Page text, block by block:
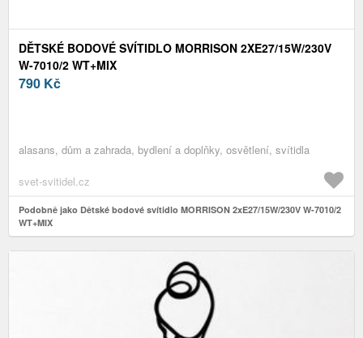
DĚTSKÉ BODOVÉ SVÍTIDLO MORRISON 2XE27/15W/230V
W-7010/2 WT+MIX
790 Kč
alasans, dům a zahrada, bydlení a doplňky, osvětlení, svítidla
svet-svitidel.cz
Podobně jako Dětské bodové svítidlo MORRISON 2xE27/15W/230V W-7010/2
WT+MIX